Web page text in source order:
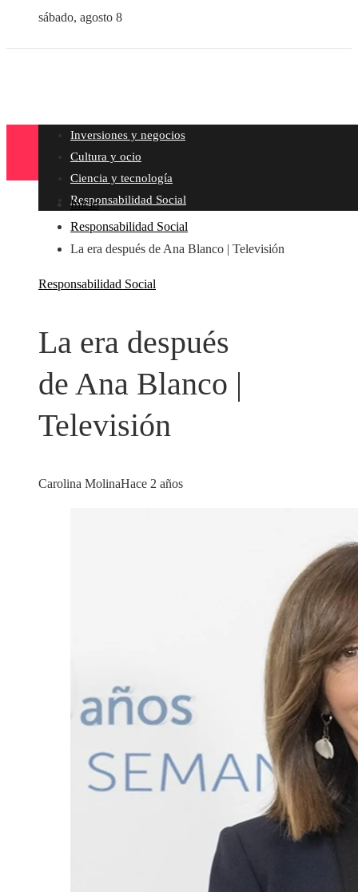
sábado, agosto 8
Inversiones y negocios
Cultura y ocio
Ciencia y tecnología
Responsabilidad Social
Inicio
Responsabilidad Social
La era después de Ana Blanco | Televisión
Responsabilidad Social
La era después
de Ana Blanco |
Televisión
Carolina MolinaHace 2 años